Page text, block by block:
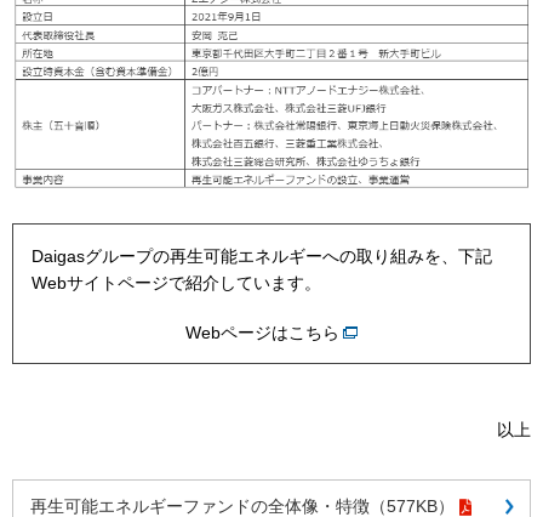
Daigasグループの再生可能エネルギーへの取り組みを、下記
Webサイトページで紹介しています。
Webページはこちら
以上
再生可能エネルギーファンドの全体像・特徴（577KB）